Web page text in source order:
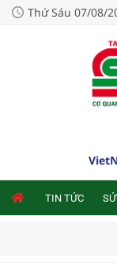
Thứ Sáu 07/08/
TIN TỨC